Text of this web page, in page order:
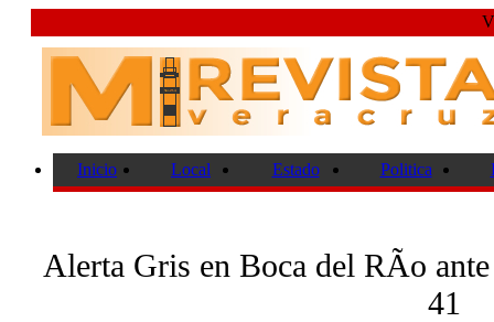
Inicio Local Estado Politica
Alerta Gris en Boca del RÃ­o
41